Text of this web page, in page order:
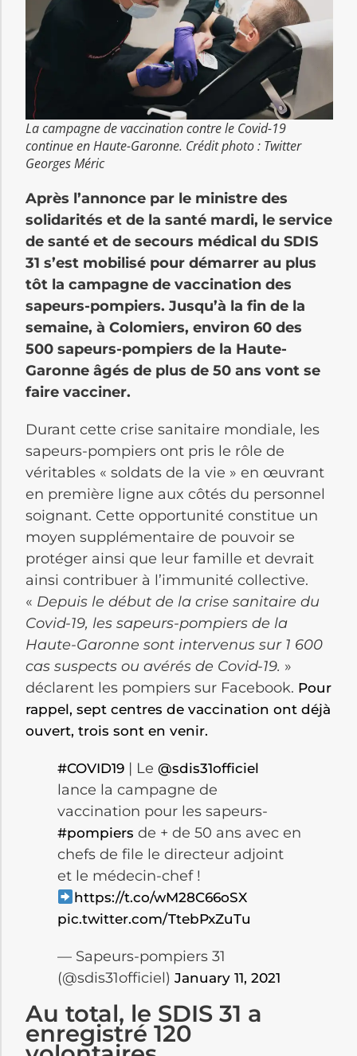
La campagne de vaccination contre le Covid-19
continue en Haute-Garonne. Crédit photo : Twitter
Georges Méric
Après l’annonce par le ministre des
solidarités et de la santé mardi, le service
de santé et de secours médical du SDIS
31 s’est mobilisé pour démarrer au plus
tôt la campagne de vaccination des
sapeurs-pompiers. Jusqu’à la fin de la
semaine, à Colomiers, environ 60 des
500 sapeurs-pompiers de la Haute-
Garonne âgés de plus de 50 ans vont se
faire vacciner.
Durant cette crise sanitaire mondiale, les
sapeurs-pompiers ont pris le rôle de
véritables « soldats de la vie » en œuvrant
en première ligne aux côtés du personnel
soignant. Cette opportunité constitue un
moyen supplémentaire de pouvoir se
protéger ainsi que leur famille et devrait
ainsi contribuer à l’immunité collective.
« Depuis le début de la crise sanitaire du
Covid-19, les sapeurs-pompiers de la
Haute-Garonne sont intervenus sur 1 600
cas suspects ou avérés de Covid-19. »
déclarent les pompiers sur Facebook. Pour
rappel, sept centres de vaccination ont déjà
ouvert, trois sont en venir.
#COVID19 | Le @sdis31officiel
lance la campagne de
vaccination pour les sapeurs-
#pompiers de + de 50 ans avec en
chefs de file le directeur adjoint
et le médecin-chef !
https://t.co/wM28C66oSX
pic.twitter.com/TtebPxZuTu
— Sapeurs-pompiers 31
(@sdis31officiel) January 11, 2021
Au total, le SDIS 31 a
enregistré 120